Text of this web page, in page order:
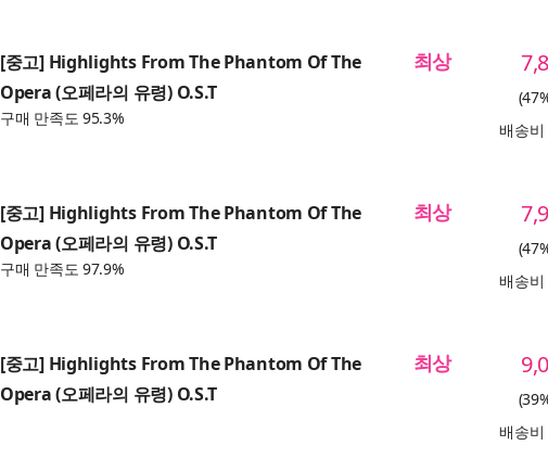
[중고] Highlights From The Phantom Of The
Opera (오페라의 유령) O.S.T
구매 만족도 95.3%
최상
배송비
[중고] Highlights From The Phantom Of The
Opera (오페라의 유령) O.S.T
구매 만족도 97.9%
최상
배송비
[중고] Highlights From The Phantom Of The
Opera (오페라의 유령) O.S.T
최상
배송비